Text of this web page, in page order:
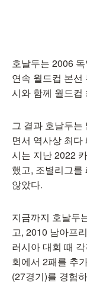
호날두는 2006
연속 월드컵 본선
시와 함께 월드컵
그 결과 호날두는
면서 역사상 최다
시는 지난 2022
했고, 조별리그를
않았다.
지금까지 호날두
고, 2010 남아프
러시아 대회 때
회에서 2패를 추
(27경기)를 경험